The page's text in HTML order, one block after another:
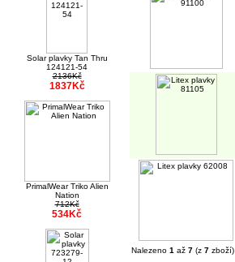
Solar plavky Tan Thru
124121-54
2136Kč
1837Kč
PrimalWear Triko Alien
Nation
712Kč
534Kč
Nalezeno 1 až 7 (z 7 zboží)